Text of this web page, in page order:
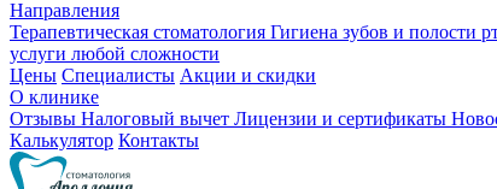
Направления
Терапевтическая стоматология Гигиена зубов и полости
услуги любой сложности
Цены Специалисты Акции и скидки
О клинике
Отзывы Налоговый вычет Лицензии и сертификаты
Калькулятор Контакты